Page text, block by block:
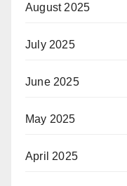
August 2025
July 2025
June 2025
May 2025
April 2025